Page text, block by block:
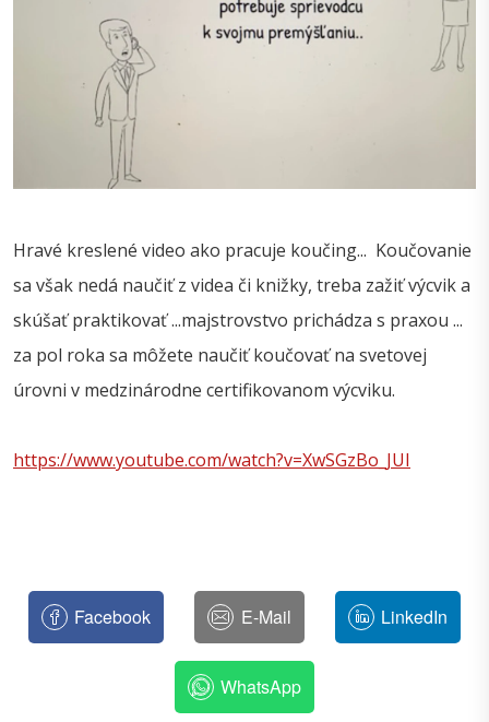
Hravé kreslené video ako pracuje koučing... Koučovanie
sa však nedá naučiť z videa či knižky, treba zažiť výcvik a
skúšať praktikovať ...majstrovstvo prichádza s praxou ...
za pol roka sa môžete naučiť koučovať na svetovej
úrovni v medzinárodne certifikovanom výcviku.
https://www.youtube.com/watch?v=XwSGzBo_JUI
Facebook E-Mail LinkedIn
WhatsApp